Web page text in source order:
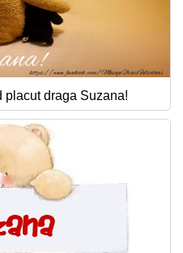
placut draga Suzana!